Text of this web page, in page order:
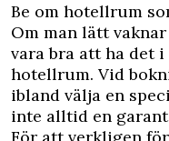
Be om hotellrum
Om man lätt
vara bra att ha det
hotellrum. Vid
ibland välja en
inte alltid en